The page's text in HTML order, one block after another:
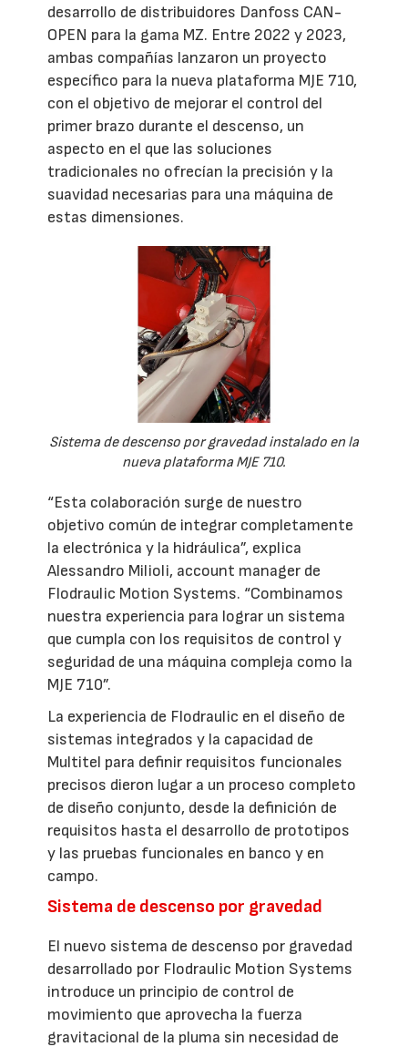
desarrollo de distribuidores Danfoss CAN-
OPEN para la gama MZ. Entre 2022 y 2023,
ambas compañías lanzaron un proyecto
específico para la nueva plataforma MJE 710,
con el objetivo de mejorar el control del
primer brazo durante el descenso, un
aspecto en el que las soluciones
tradicionales no ofrecían la precisión y la
suavidad necesarias para una máquina de
estas dimensiones.
Sistema de descenso por gravedad instalado en la
nueva plataforma MJE 710.
“Esta colaboración surge de nuestro
objetivo común de integrar completamente
la electrónica y la hidráulica”, explica
Alessandro Milioli, account manager de
Flodraulic Motion Systems. “Combinamos
nuestra experiencia para lograr un sistema
que cumpla con los requisitos de control y
seguridad de una máquina compleja como la
MJE 710”.
La experiencia de Flodraulic en el diseño de
sistemas integrados y la capacidad de
Multitel para definir requisitos funcionales
precisos dieron lugar a un proceso completo
de diseño conjunto, desde la definición de
requisitos hasta el desarrollo de prototipos
y las pruebas funcionales en banco y en
campo.
Sistema de descenso por gravedad
El nuevo sistema de descenso por gravedad
desarrollado por Flodraulic Motion Systems
introduce un principio de control de
movimiento que aprovecha la fuerza
gravitacional de la pluma sin necesidad de